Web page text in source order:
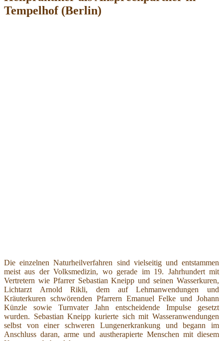
Tempelhof (Berlin)
Die einzelnen Naturheilverfahren sind vielseitig und entstammen
meist aus der Volksmedizin, wo gerade im 19. Jahrhundert mit
Vertretern wie Pfarrer Sebastian Kneipp und seinen Wasserkuren,
Lichtarzt Arnold Rikli, dem auf Lehmanwendungen und
Kräuterkuren schwörenden Pfarrern Emanuel Felke und Johann
Künzle sowie Turnvater Jahn entscheidende Impulse gesetzt
wurden. Sebastian Kneipp kurierte sich mit Wasseranwendungen
selbst von einer schweren Lungenerkrankung und begann im
Anschluss daran, arme und austherapierte Menschen mit diesem